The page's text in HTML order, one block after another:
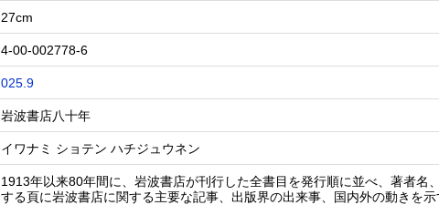
27cm
4-00-002778-6
025.9
岩波書店八十年
イワナミ ショテン ハチジュウネン
1913年以来80年間に、岩波書店が刊行した全書目を発行順に並べ、著者名
する頁に岩波書店に関する主要な記事、出版界の出来事、国内外の動きを示